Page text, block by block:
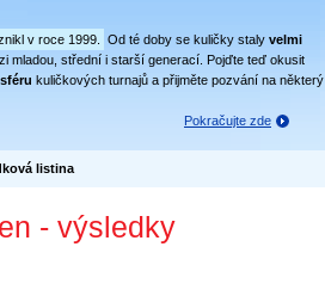
v roce 1999. Od té doby se kuličky staly velmi
mladou, střední i starší generací. Pojďte teď okusit
kuličkových turnajů a přijměte pozvání na některý
Pokračujte zde
listina
- výsledky